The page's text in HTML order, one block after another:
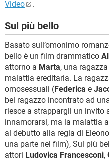
Video
.
Sul più bello
Basato sull’omonimo
bello è un film drammatico
attorno a Marta, una
malattia ereditaria. La
omosessuali (Federica e
bel ragazzo incontrato ad
riesce a strappargli un invito
innamorarsi, ma la malattia
al debutto alla regia di
una parte nel film), Sul più
attori Ludovica Francesconi,